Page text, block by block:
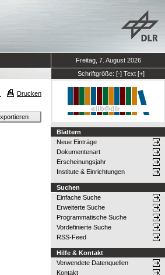
Freitag, 7. August 2026
Schriftgröße: [-] Text [+]
Drucken
Blättern
Neue Einträge
Dokumentenart
Erscheinungsjahr
Institute & Einrichtungen
Suchen
Einfache Suche
Erweiterte Suche
Programmatische Suche
Vordefinierte Suche
RSS-Feed
Hilfe & Kontakt
Verwendete Datenquellen
Kontakt